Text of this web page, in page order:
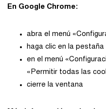
En Google Chrome:
abra el menú
haga clic en la
en el menú
«Permitir todas las
cierre la ventana